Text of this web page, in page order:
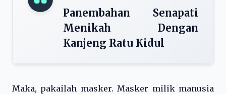
Panembahan Senapati
Menikah Dengan
Kanjeng Ratu Kidul
Maka, pakailah masker. Masker milik manusia